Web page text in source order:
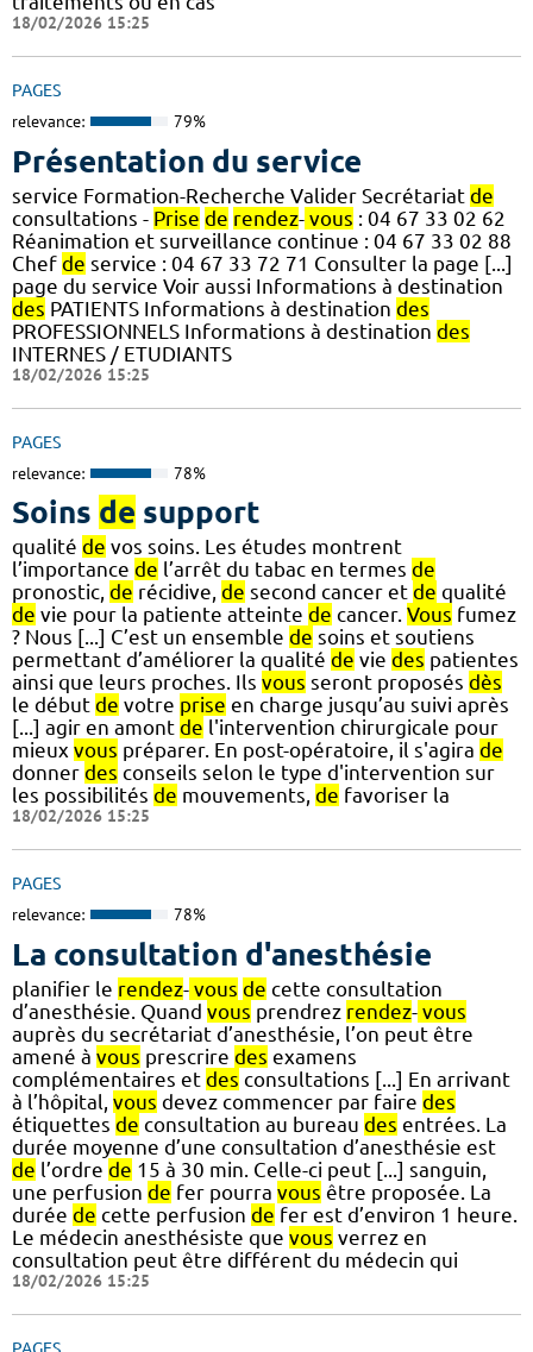
18/02/2026 15:25
PAGES
relevance: 79%
Présentation du service
service Formation-Recherche Valider Secrétariat de
consultations - Prise de rendez- vous : 04 67 33 02 62
Réanimation et surveillance continue : 04 67 33 02 88
Chef de service : 04 67 33 72 71 Consulter la page [...]
page du service Voir aussi Informations à destination
des PATIENTS Informations à destination des
PROFESSIONNELS Informations à destination des
INTERNES / ETUDIANTS
18/02/2026 15:25
PAGES
relevance: 78%
Soins de support
qualité de vos soins. Les études montrent
l’importance de l’arrêt du tabac en termes de
pronostic, de récidive, de second cancer et de qualité
de vie pour la patiente atteinte de cancer. Vous fumez
? Nous [...] C’est un ensemble de soins et soutiens
permettant d’améliorer la qualité de vie des patientes
ainsi que leurs proches. Ils vous seront proposés dès
le début de votre prise en charge jusqu’au suivi après
[...] agir en amont de l'intervention chirurgicale pour
mieux vous préparer. En post-opératoire, il s'agira de
donner des conseils selon le type d'intervention sur
les possibilités de mouvements, de favoriser la
18/02/2026 15:25
PAGES
relevance: 78%
La consultation d'anesthésie
planifier le rendez- vous de cette consultation
d’anesthésie. Quand vous prendrez rendez- vous
auprès du secrétariat d’anesthésie, l’on peut être
amené à vous prescrire des examens
complémentaires et des consultations [...] En arrivant
à l’hôpital, vous devez commencer par faire des
étiquettes de consultation au bureau des entrées. La
durée moyenne d’une consultation d’anesthésie est
de l’ordre de 15 à 30 min. Celle-ci peut [...] sanguin,
une perfusion de fer pourra vous être proposée. La
durée de cette perfusion de fer est d’environ 1 heure.
Le médecin anesthésiste que vous verrez en
consultation peut être différent du médecin qui
18/02/2026 15:25
PAGES